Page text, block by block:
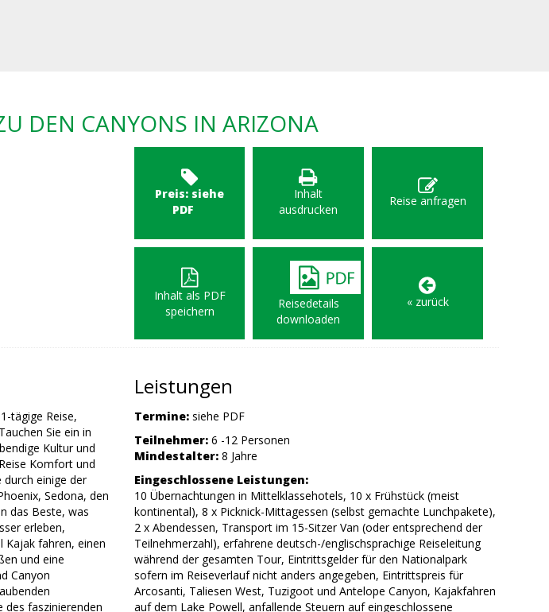
DEN CANYONS IN ARIZONA
Preis: siehe
PDF
Inhalt
ausdrucken
Reise anfragen
Inhalt als PDF
speichern
Reisedetails
downloaden
« zurück
tägige Reise,
Sie ein in
Kultur und
Komfort und
einige der
Sedona, den
das Beste, was
erleben,
Kajak fahren, einen
und eine
Canyon
des faszinierenden
Leistungen
Termine: siehe PDF
Teilnehmer: 6 -12 Personen
Mindestalter: 8 Jahre
Eingeschlossene Leistungen:
10 Übernachtungen in Mittelklassehotels, 10 x Frühstück (meist
kontinental), 8 x Picknick-Mittagessen (selbst gemachte Lunchpakete),
2 x Abendessen, Transport im 15-Sitzer Van (oder entsprechend der
Teilnehmerzahl), erfahrene deutsch-/englischsprachige Reiseleitung
während der gesamten Tour, Eintrittsgelder für den Nationalpark
sofern im Reiseverlauf nicht anders angegeben, Eintrittspreis für
Arcosanti, Taliesen West, Tuzigoot und Antelope Canyon, Kajakfahren
auf dem Lake Powell, anfallende Steuern auf eingeschlossene